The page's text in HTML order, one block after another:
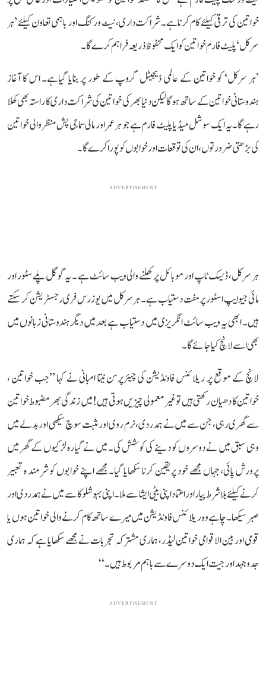
خواتین کی ترقی کیلئے کام کرناہے۔ شراکت داری، نیٹ ورکنگ اور باہمی تعاون کیلئے ’ہر
سرکل‘ پلیٹ فارم خواتین کو ایک محفوظ ذریعہ فراہم کرے گا۔
’ہر سرکل‘ کو خواتین کے عالمی ڈیجیٹل گروپ کے طور پر بنایا گیاہے۔ اس کا آغاز
ہندوستانی خواتین کے ساتھ ہوگا لیکن دنیا بھر کی خواتین کی شراکت داری کا راستہ بھی کھلا
رہے گا۔ یہ ایک سوشل میڈیا پلیٹ فارم ہے جو ہر عمر اور مالی سماجی پش منظر والی خواتین
کی بڑھتی ضرورتوں، ان کی توقعات اور خوابوں کو پورا کرے گا۔
ADVERTISEMENT
ہر سرکل، ڈیسک ٹاپ اور موبائل پر کھلنے والی ویب سائٹ ہے ۔ یہ گوگل پلے سٹور اور
مائی جیو ایپ ا سٹور پر مفت دستیاب ہے۔ ہر سرکل میں یوزرس فری رجسٹریشن کرسکتے
ہیں۔ ابھی یہ ویب سائٹ انگریزی میں دستیاب ہے بعد میں دیگر ہندوستانی زبانوں میں
بھی اسے لانچ کیا جائے گا۔
لانچ کے موقع پر ریلائنس فاونڈیشن کی چیئرپرسن نیتا امبانی نے کہا ’’جب خواتین ،
خواتین کا دھیا ن رکھتی ہیں تو غیر معمولی چیزیں ہوتی ہیں! میں زندگی بھر مضبوط خواتین
سے گھری رہی، جن سے میں نے ہمدردی، نرم روی اور مثبت سوچ سیکھی اور بدلے میں
وہی سبق میں نے دوسروں کو دینے کی کوشش کی۔ میں نے گیارہ لڑکیوں کے گھر میں
پرورش پائی، جہاں مجھے خود پر یقین کرنا سکھایا گیا۔ مجھے اپنے خوابوں کو شرمند ہ تعبیر
کرنے کیلئے بلا شرط پیار اور اعتماد اپنی بیٹی ایشا سے ملا۔ اپنی بہو شلوکا سے میں نے ہمدردی اور
صبر سیکھا۔ چاہے وہ ریلائنس فاونڈیشن میں میرے ساتھ کام کرنے والی خواتین ہوں یا
قومی اور بین الاقوامی خواتین لیڈر، ہماری مشترکہ تجربات نے مجھے سکھایا ہے کہ ہماری
جدوجہد اور جیت ایک دوسرے سے باہم مربوط ہیں۔“
ADVERTISEMENT